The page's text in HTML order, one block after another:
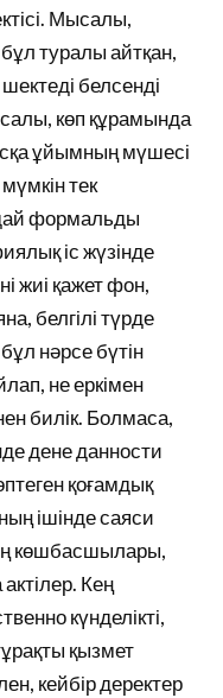
Мысалы,
туралы айтқан,
белсенді
көп құрамында
ұйымның мүшесі
тек
формальды
іс жүзінде
жиі қажет фон,
белгілі түрде
нәрсе бүтін
не еркімен
билік. Болмаса,
дене данности
қоғамдық
ішінде саяси
көшбасшылары,
Кең
күнделікті,
қызмет
кейбір деректер